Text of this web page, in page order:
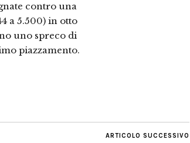
contro una
a 5.500) in otto
uno spreco di
piazzamento.
ARTICOLO SUCCESSIVO